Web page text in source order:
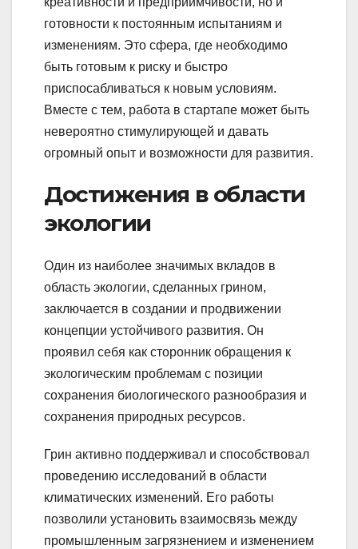
готовности к постоянным испытаниям и
изменениям. Это сфера, где необходимо
быть готовым к риску и быстро
приспосабливаться к новым условиям.
Вместе с тем, работа в стартапе может быть
невероятно стимулирующей и давать
огромный опыт и возможности для развития.
Достижения в области
экологии
Один из наиболее значимых вкладов в
область экологии, сделанных грином,
заключается в создании и продвижении
концепции устойчивого развития. Он
проявил себя как сторонник обращения к
экологическим проблемам с позиции
сохранения биологического разнообразия и
сохранения природных ресурсов.
Грин активно поддерживал и способствовал
проведению исследований в области
климатических изменений. Его работы
позволили установить взаимосвязь между
промышленным загрязнением и изменением